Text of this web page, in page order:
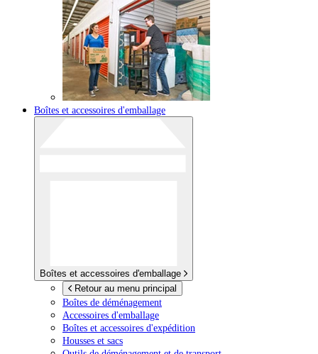
Boîtes et accessoires d'emballage
Boîtes et accessoires d'emballage
Retour au menu principal
Boîtes de déménagement
Accessoires d'emballage
Boîtes et accessoires d'expédition
Housses et sacs